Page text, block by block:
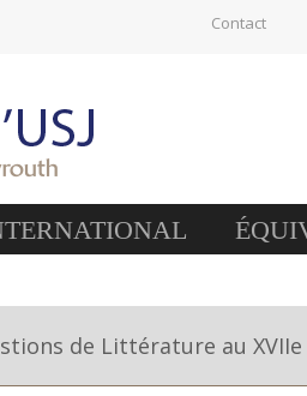
Contact
de Littérature au XVIIe